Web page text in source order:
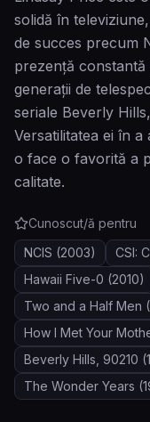
solidă în
de succes precum
prezență
generații de
seriale Beverly
Versatilitatea ei în
o face o favorită a
calitate.
Cunoscut/ă pentru
NCIS (2003) CSI:
Hawaii Five-0 (2010)
Two and a Half Men
How I Met Your
Beverly Hills, 90210
The Wonder Years